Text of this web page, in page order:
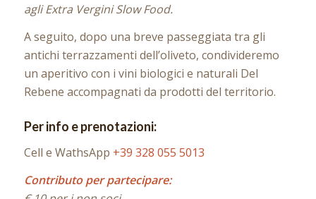
agli Extra Vergini Slow Food.
A seguito, dopo una breve passeggiata tra gli
antichi terrazzamenti dell’oliveto, condivideremo
un aperitivo con i vini biologici e naturali Del
Rebene accompagnati da prodotti del territorio.
Per info e prenotazioni:
Cell e WathsApp +39 328 055 5013
Contributo per partecipare: